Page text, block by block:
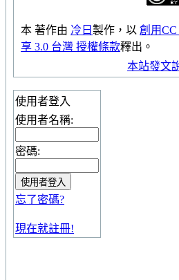
本 著作由 冷日 製作，以 創用
享 3.0 台灣 授權條款釋出。
本站發文
使用者登入
使用者名稱:
密碼:
忘了密碼?
現在就註冊!